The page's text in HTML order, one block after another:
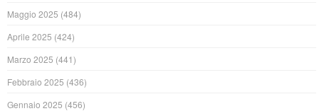
Maggio 2025 (484)
Aprile 2025 (424)
Marzo 2025 (441)
Febbraio 2025 (436)
Gennaio 2025 (456)